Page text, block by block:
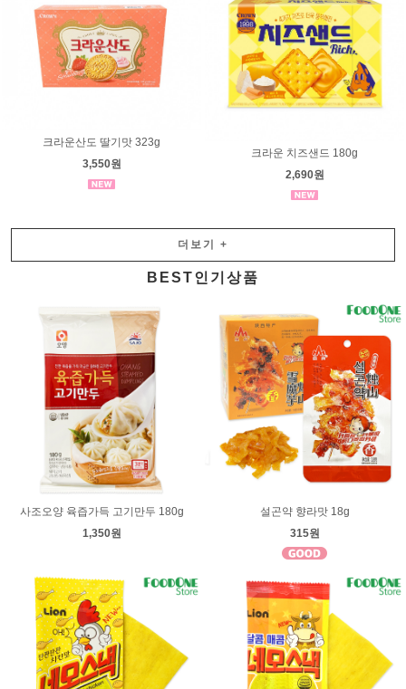
크라운산도 딸기맛 323g
3,550원
크라운 치즈샌드 180g
2,690원
더보기 +
BEST인기상품
사조오양 육즙가득 고기만두 180g
1,350원
설곤약 향라맛 18g
315원